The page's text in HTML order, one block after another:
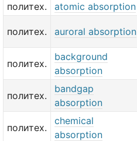
политех.
atomic absorption
политех. auroral absorption
политех.
background
absorption
политех.
bandgap
absorption
политех.
chemical
absorption